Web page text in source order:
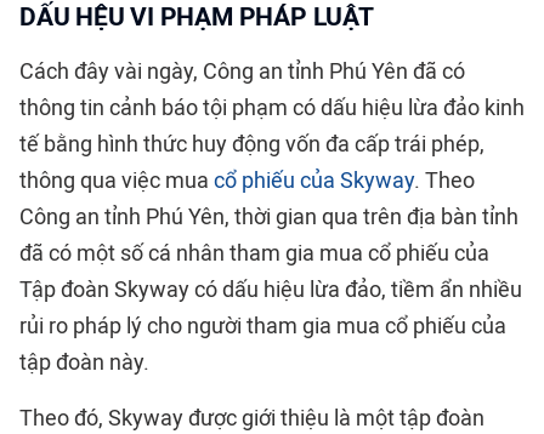
DẤU HỆU VI PHẠM PHÁP LUẬT
Cách đây vài ngày, Công an tỉnh Phú Yên đã có
thông tin cảnh báo tội phạm có dấu hiệu lừa đảo kinh
tế bằng hình thức huy động vốn đa cấp trái phép,
thông qua việc mua cổ phiếu của Skyway. Theo
Công an tỉnh Phú Yên, thời gian qua trên địa bàn tỉnh
đã có một số cá nhân tham gia mua cổ phiếu của
Tập đoàn Skyway có dấu hiệu lừa đảo, tiềm ẩn nhiều
rủi ro pháp lý cho người tham gia mua cổ phiếu của
tập đoàn này.
Theo đó, Skyway được giới thiệu là một tập đoàn